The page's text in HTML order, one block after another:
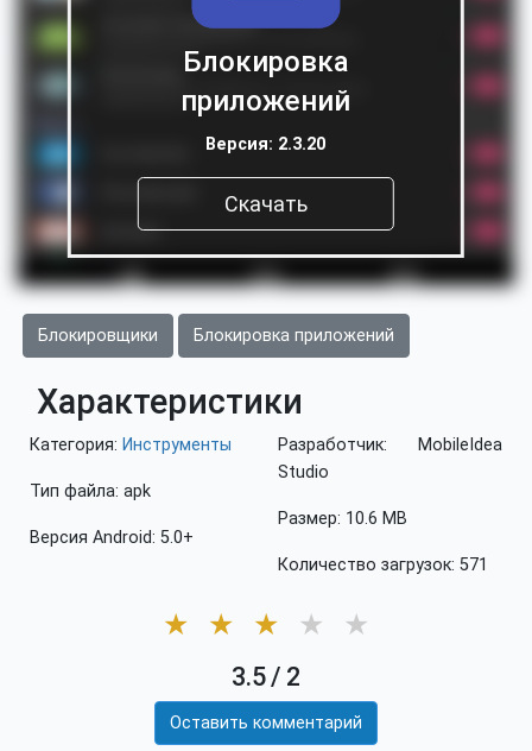
Блокировка
приложений
Версия: 2.3.20
Скачать
Блокировщики Блокировка приложений
Характеристики
Категория: Инструменты
Тип файла: apk
Версия Android: 5.0+
Разработчик: MobileIdea
Studio
Размер: 10.6 MB
Количество загрузок: 571
★ ★ ★ ★ ★
3.5/ 2
Оставить комментарий